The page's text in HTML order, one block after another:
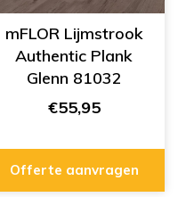
mFLOR Lijmstrook
Authentic Plank
Glenn 81032
€55,95
Offerte aanvragen